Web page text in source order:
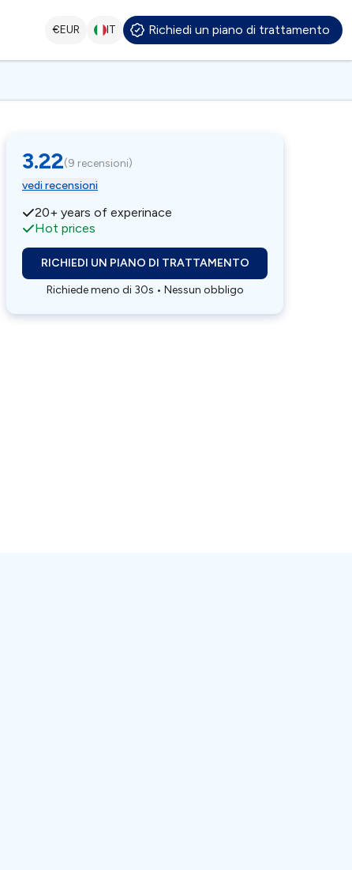
€EUR IT Richiedi un piano di trattamento
3.22(9 recensioni)
vedi recensioni
20+ years of experinace
Hot prices
RICHIEDI UN PIANO DI TRATTAMENTO
Richiede meno di 30s • Nessun obbligo